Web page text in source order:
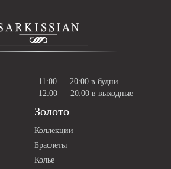
Золото
Коллекции
Браслеты
Колье
11:00 — 20:00 в будни
12:00 — 20:00 в выходные